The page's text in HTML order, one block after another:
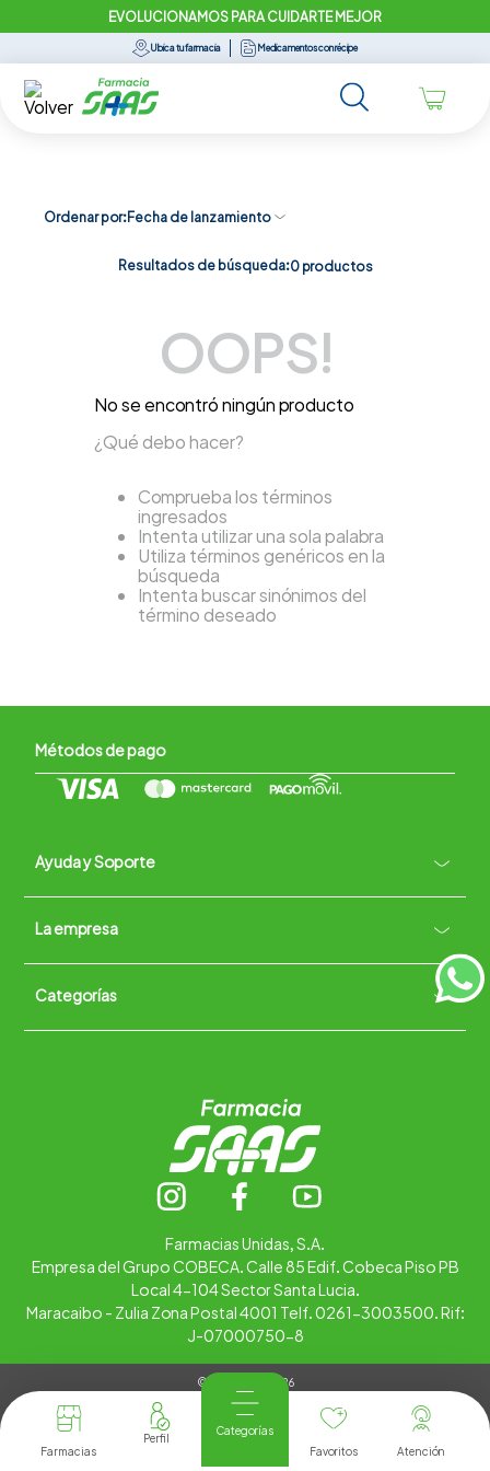
EVOLUCIONAMOS PARA CUIDARTE MEJOR
Ubica tu farmacia Medicamentos con récipe
Farmacias
Categorías
Favoritos
Atención
Ordenar por Fecha de lanzamiento
Resultados de búsqueda:0 productos
OOPS!
No se encontró ningún producto
¿Qué debo hacer?
Comprueba los términos
ingresados
Intenta utilizar una sola palabra
Utiliza términos genéricos en la
búsqueda
Intenta buscar sinónimos del
término deseado
Métodos de pago
Ayuda y Soporte +
Contacto vía WhatsApp
Términos y condiciones
La empresa +
Quiénes somos
Trabaja con nosotros
Categorías +
Farmacias Unidas, S.A.
Empresa del Grupo COBECA. Calle 85 Edif. Cobeca Piso PB
Local 4-104 Sector Santa Lucia.
Maracaibo - Zulia Zona Postal 4001 Telf. 0261-3003500. Rif:
J-07000750-8
© Copyright 2026
Tienda Virtual desarrollada por
Tecnología